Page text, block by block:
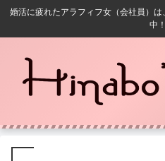
婚活に疲れたアラフィフ女（会社員）
中！